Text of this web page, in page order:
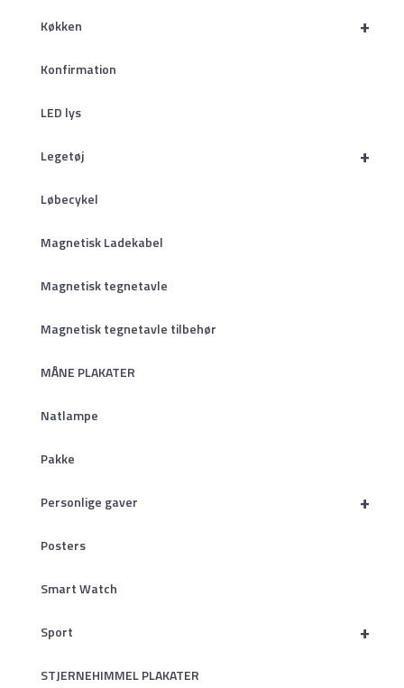
+
Køkken
Konfirmation
LED lys
+
Legetøj
Løbecykel
Magnetisk Ladekabel
Magnetisk tegnetavle
Magnetisk tegnetavle tilbehør
MÅNE PLAKATER
Natlampe
Pakke
+
Personlige gaver
Posters
Smart Watch
+
Sport
STJERNEHIMMEL PLAKATER